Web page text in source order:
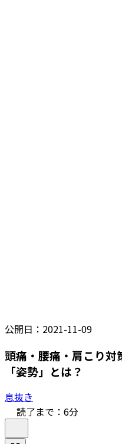
公開日： 2021-11-09
頭痛・腰痛・肩こり
「姿勢」とは？
息抜き
読了まで： 6分